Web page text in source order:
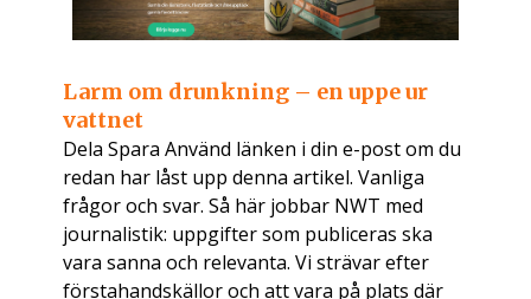
Larm om drunkning – en uppe ur
vattnet
Dela Spara Använd länken i din e-post om du
redan har låst upp denna artikel. Vanliga
frågor och svar. Så här jobbar NWT med
journalistik: uppgifter som publiceras ska
vara sanna och relevanta. Vi strävar efter
förstahandskällor och att vara på plats där